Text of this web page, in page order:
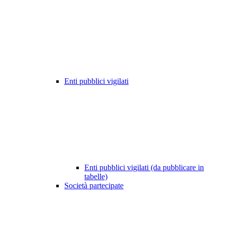
Enti pubblici vigilati
Enti pubblici vigilati (da pubblicare in
tabelle)
Società partecipate